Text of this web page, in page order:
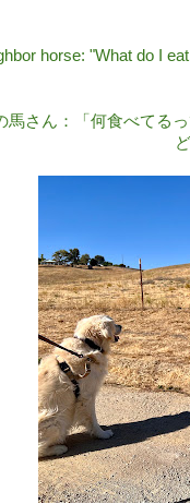
horse: "What do I
馬さん：「何食べてる